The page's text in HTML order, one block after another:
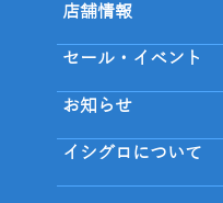
店舗情報
セール・イベント
お知らせ
イシグロについて